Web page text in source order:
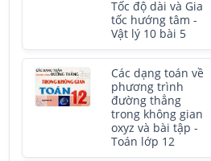
Tốc độ dài và Gia
tốc hướng tâm -
Vật lý 10 bài 5
Các dạng toán về
phương trình
đường thẳng
trong không gian
oxyz và bài tập -
Toán lớp 12